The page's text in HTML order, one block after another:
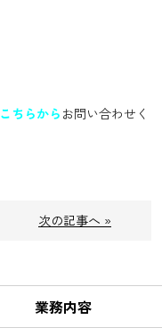
こちらから お問い合わせく
次の記事へ »
業務内容